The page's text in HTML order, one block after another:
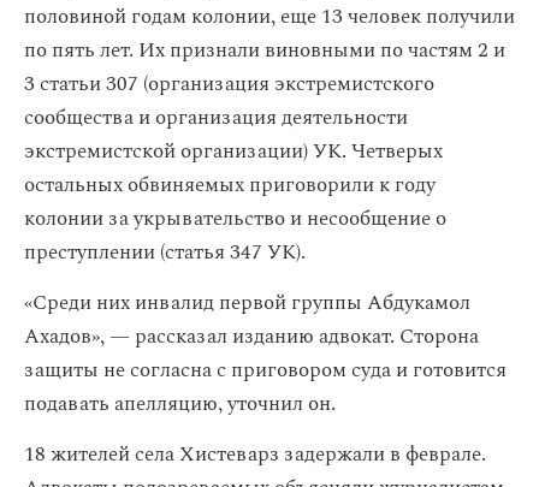
половиной годам колонии, еще 13 человек получили
по пять лет. Их признали виновными по частям 2 и
3 статьи 307 (организация экстремистского
сообщества и организация деятельности
экстремистской организации) УК. Четверых
остальных обвиняемых приговорили к году
колонии за укрывательство и несообщение о
преступлении (статья 347 УК).
«Среди них инвалид первой группы Абдукамол
Ахадов», — рассказал изданию адвокат. Сторона
защиты не согласна с приговором суда и готовится
подавать апелляцию, уточнил он.
18 жителей села Хистеварз задержали в феврале.